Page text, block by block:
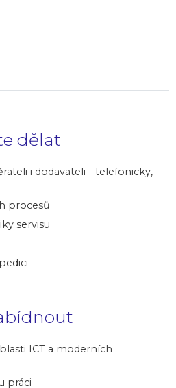
dělat
i dodavateli - telefonicky,
procesů
servisu
ICT a moderních
práci